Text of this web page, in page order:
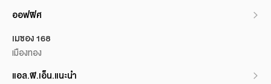
ออฟฟิศ
เมซอง 168
เมืองทอง
แอล.พี.เอ็น.แนะนำ